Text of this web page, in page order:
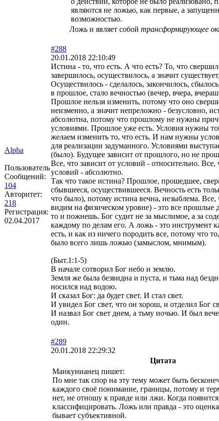
являются не ложью, как первые, а
возможностью.
Ложь и являет собой трансформирующее
Alpha
Пользователь
Сообщений:
104
Авторитет:
218
Регистрация:
02.04.2017
#288
20.01.2018 22:10:49
Истина - то, что есть. А что есть? То, что
завершилось, осуществилось, а значит
Осуществилось - сделалось, закончилось,
в прошлое, стало вечностью (вечер, вчера,
Прошлое нельзя изменить, потому что оно
неизменно, а значит непреложно - безусловно,
абсолютна, потому что прошлому не нужны
условиями. Прошлое уже есть. Условия нужны
желаем изменить то, что есть. И нам нужны
для реализации задуманного. Условиями
(было). Будущее зависит от прошлого, но не
Все, что зависит от условий - относительно. Все,
условий - абсолютно.
Так что такое истина? Прошлое, прошедшее,
сбывшееся, осуществившееся. Вечность есть
что было), потому истина вечна, незыблема. Все,
видим на физическом уровне) - это все прошлые
то и пожнешь. Бог судит не за мыслимое, а за
каждому по делам его. А ложь - это инструмент
есть, и как из ничего породить все, потому что
было всего лишь ложью (замыслом, мнимым).
(Быт.1:1-5)
В начале сотворил Бог небо и землю.
Земля же была безвидна и пуста, и тьма над
носился над водою.
И сказал Бог: да будет свет. И стал свет.
И увидел Бог свет, что он хорош, и отделил Бог
И назвал Бог свет днем, а тьму ночью. И был
один.
#289
20.01.2018 22:29:32
Цитата
Манкунианец пишет:
По мне так спор на эту тему может быть
каждого своё понимание, границы, потому и
нет, не отношу к правде или лжи. Когда
классифицировать. Ложь или правда - это
бывает субъективной.